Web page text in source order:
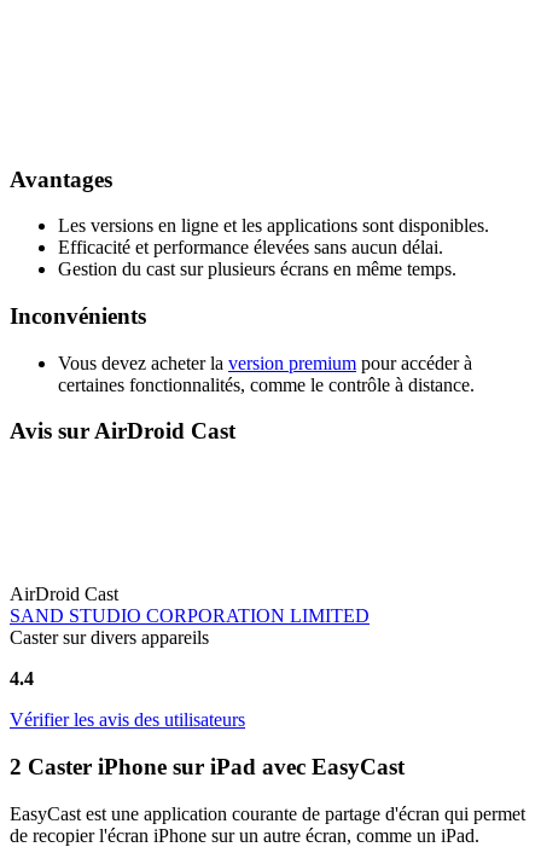
Avantages
Les versions en ligne et les applications sont disponibles.
Efficacité et performance élevées sans aucun délai.
Gestion du cast sur plusieurs écrans en même temps.
Inconvénients
Vous devez acheter la version premium pour accéder à
certaines fonctionnalités, comme le contrôle à distance.
Avis sur AirDroid Cast
AirDroid Cast
SAND STUDIO CORPORATION LIMITED
Caster sur divers appareils
4.4
Vérifier les avis des utilisateurs
2 Caster iPhone sur iPad avec EasyCast
EasyCast est une application courante de partage d'écran qui permet
de recopier l'écran iPhone sur un autre écran, comme un iPad.